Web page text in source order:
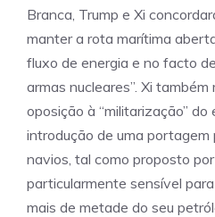
Branca, Trump e Xi
manter a rota marítima
fluxo de energia e no facto
armas nucleares”. Xi
oposição à “militarização”
introdução de uma
navios, tal como proposto
particularmente sensível
mais de metade do seu